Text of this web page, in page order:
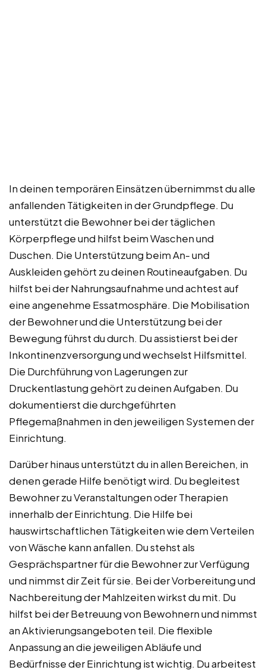
In deinen temporären Einsätzen übernimmst du alle
anfallenden Tätigkeiten in der Grundpflege. Du
unterstützt die Bewohner bei der täglichen
Körperpflege und hilfst beim Waschen und
Duschen. Die Unterstützung beim An- und
Auskleiden gehört zu deinen Routineaufgaben. Du
hilfst bei der Nahrungsaufnahme und achtest auf
eine angenehme Essatmosphäre. Die Mobilisation
der Bewohner und die Unterstützung bei der
Bewegung führst du durch. Du assistierst bei der
Inkontinenzversorgung und wechselst Hilfsmittel.
Die Durchführung von Lagerungen zur
Druckentlastung gehört zu deinen Aufgaben. Du
dokumentierst die durchgeführten
Pflegemaßnahmen in den jeweiligen Systemen der
Einrichtung.
Darüber hinaus unterstützt du in allen Bereichen, in
denen gerade Hilfe benötigt wird. Du begleitest
Bewohner zu Veranstaltungen oder Therapien
innerhalb der Einrichtung. Die Hilfe bei
hauswirtschaftlichen Tätigkeiten wie dem Verteilen
von Wäsche kann anfallen. Du stehst als
Gesprächspartner für die Bewohner zur Verfügung
und nimmst dir Zeit für sie. Bei der Vorbereitung und
Nachbereitung der Mahlzeiten wirkst du mit. Du
hilfst bei der Betreuung von Bewohnern und nimmst
an Aktivierungsangeboten teil. Die flexible
Anpassung an die jeweiligen Abläufe und
Bedürfnisse der Einrichtung ist wichtig. Du arbeitest